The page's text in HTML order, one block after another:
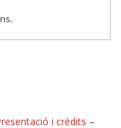
i crèdits –